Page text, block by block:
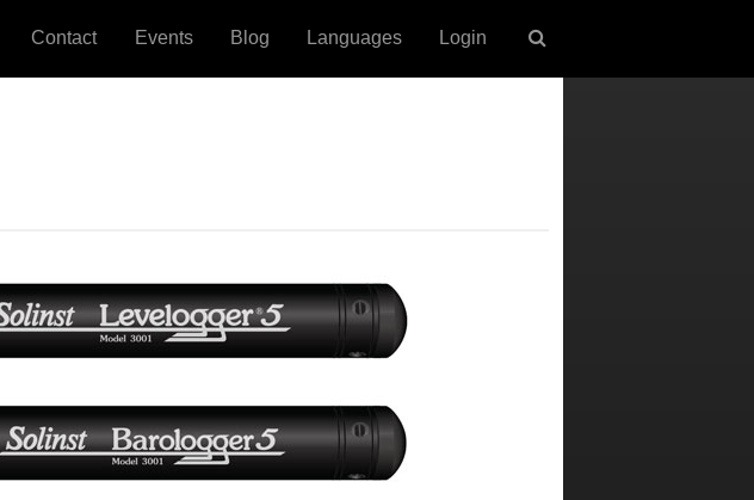
Contact Events Blog Languages Login